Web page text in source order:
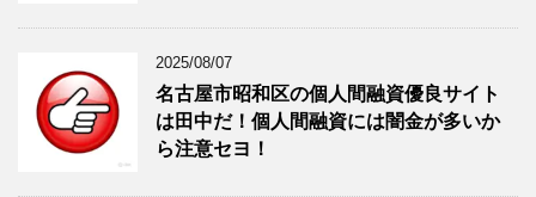
2025/08/07
名古屋市昭和区の個人間融資優良サイト
は田中だ！個人間融資には闇金が多いか
ら注意セヨ！